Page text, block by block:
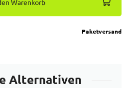
Warenkorb
Paketversand
Alternativen